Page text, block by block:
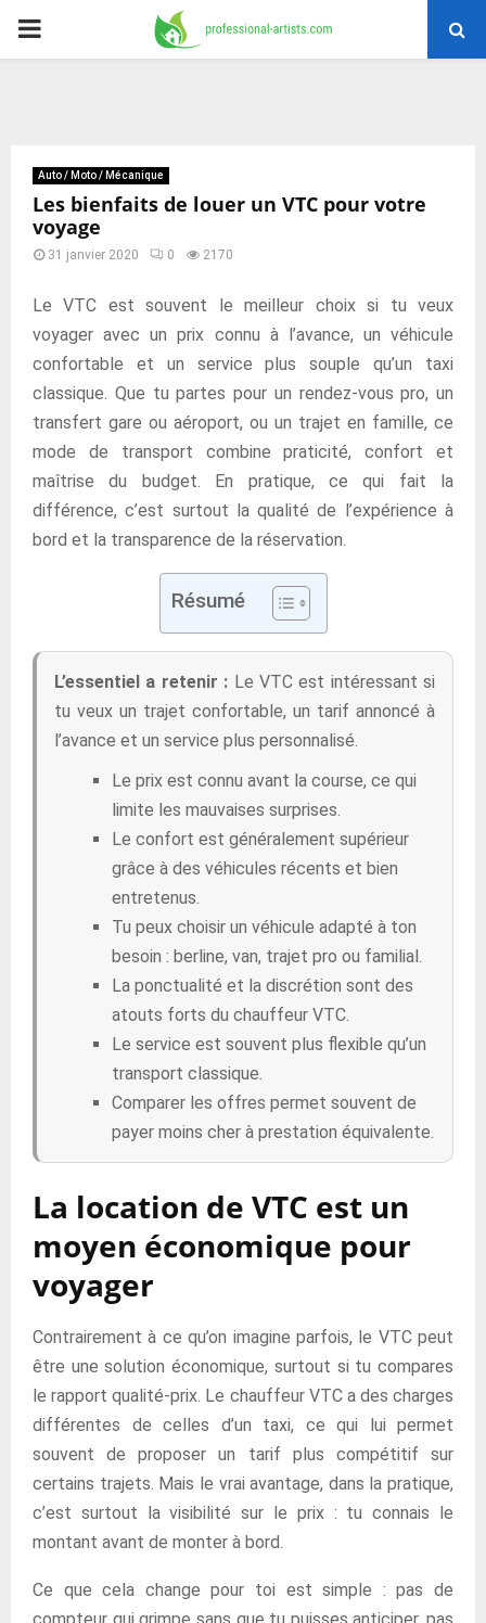
PRIMARY
Auto / Moto / Mécanique
Les bienfaits de louer un VTC pour votre
voyage
31 janvier 2020 0 2170
Le VTC est souvent le meilleur choix si tu veux
voyager avec un prix connu à l’avance, un véhicule
confortable et un service plus souple qu’un taxi
classique. Que tu partes pour un rendez-vous pro, un
transfert gare ou aéroport, ou un trajet en famille, ce
mode de transport combine praticité, confort et
maîtrise du budget. En pratique, ce qui fait la
différence, c’est surtout la qualité de l’expérience à
bord et la transparence de la réservation.
Résumé
L’essentiel a retenir : Le VTC est intéressant si
tu veux un trajet confortable, un tarif annoncé à
l’avance et un service plus personnalisé.
Le prix est connu avant la course, ce qui
limite les mauvaises surprises.
Le confort est généralement supérieur
grâce à des véhicules récents et bien
entretenus.
Tu peux choisir un véhicule adapté à ton
besoin : berline, van, trajet pro ou familial.
La ponctualité et la discrétion sont des
atouts forts du chauffeur VTC.
Le service est souvent plus flexible qu’un
transport classique.
Comparer les offres permet souvent de
payer moins cher à prestation équivalente.
La location de VTC est un
moyen économique pour
voyager
Contrairement à ce qu’on imagine parfois, le VTC peut
être une solution économique, surtout si tu compares
le rapport qualité-prix. Le chauffeur VTC a des charges
différentes de celles d’un taxi, ce qui lui permet
souvent de proposer un tarif plus compétitif sur
certains trajets. Mais le vrai avantage, dans la pratique,
c’est surtout la visibilité sur le prix : tu connais le
montant avant de monter à bord.
Ce que cela change pour toi est simple : pas de